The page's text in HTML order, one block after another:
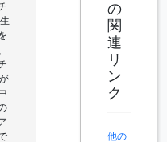
の
関
連
リ
ン
ク
他の